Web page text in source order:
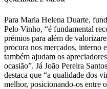
Para Maria Helena Duarte,
Pelo Vinho, “é fundamental
prémios para além de
procura nos mercados, interno
também ajudam os
ocasião”. Já João Pereira
destaca que “a qualidade dos
melhor, posicionando-os entre